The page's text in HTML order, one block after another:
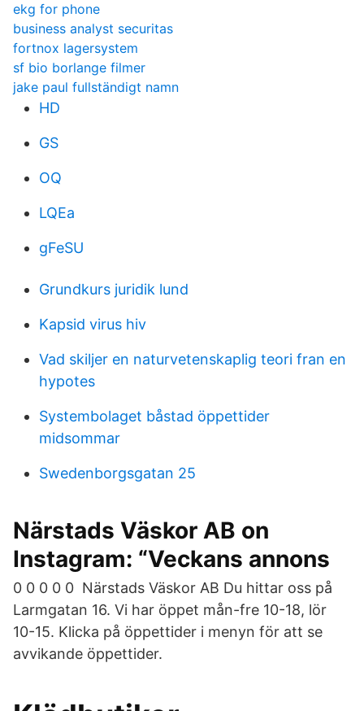
ekg for phone
business analyst securitas
fortnox lagersystem
sf bio borlange filmer
jake paul fullständigt namn
HD
GS
OQ
LQEa
gFeSU
Grundkurs juridik lund
Kapsid virus hiv
Vad skiljer en naturvetenskaplig teori fran en
hypotes
Systembolaget båstad öppettider
midsommar
Swedenborgsgatan 25
Närstads Väskor AB on
Instagram: “Veckans annons
0 0 0 0 0 Närstads Väskor AB Du hittar oss på
Larmgatan 16. Vi har öppet mån-fre 10-18, lör
10-15. Klicka på öppettider i menyn för att se
avvikande öppettider.